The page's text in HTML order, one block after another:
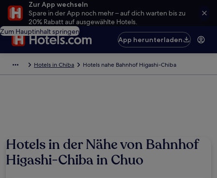
Zur App wechseln
Spare in der App noch mehr – auf dich warten bis zu
20% Rabatt auf ausgewählte Hotels.
Zum Hauptinhalt springen
App herunterladen
Hotels in Chiba Hotels nahe Bahnhof Higashi-Chiba
Hotels in der Nähe von Bahnhof
Higashi-Chiba in Chuo